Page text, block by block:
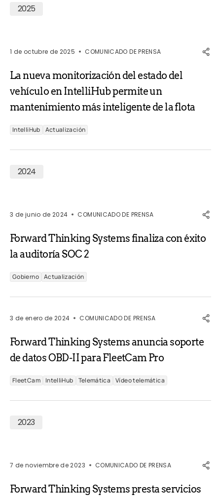
2025
1 de octubre de 2025 COMUNICADO DE PRENSA
La nueva monitorización del estado del
vehículo en IntelliHub permite un
mantenimiento más inteligente de la flota
IntelliHub Actualización
2024
3 de junio de 2024 COMUNICADO DE PRENSA
Forward Thinking Systems finaliza con éxito
la auditoría SOC 2
Gobierno Actualización
3 de enero de 2024 COMUNICADO DE PRENSA
Forward Thinking Systems anuncia soporte
de datos OBD-II para FleetCam Pro
FleetCam IntelliHub Telemática Vídeo telemática
2023
7 de noviembre de 2023 COMUNICADO DE PRENSA
Forward Thinking Systems presta servicios